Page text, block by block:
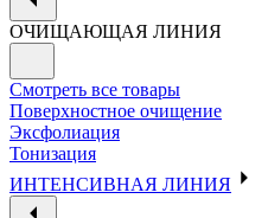
ОЧИЩАЮЩАЯ ЛИНИЯ
Смотреть все товары
Поверхностное очищение
Эксфолиация
Тонизация
ИНТЕНСИВНАЯ ЛИНИЯ